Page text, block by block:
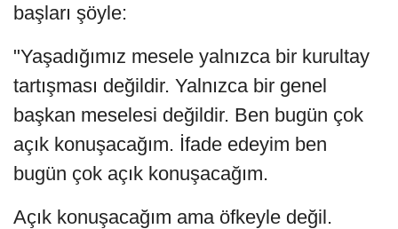
başları şöyle:
"Yaşadığımız mesele yalnızca bir kurultay
tartışması değildir. Yalnızca bir genel
başkan meselesi değildir. Ben bugün çok
açık konuşacağım. İfade edeyim ben
bugün çok açık konuşacağım.
Açık konuşacağım ama öfkeyle değil.